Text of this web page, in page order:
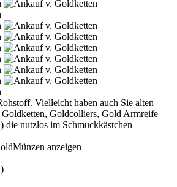
Vielleicht haben auch Sie alten
Goldcolliers, Gold Armreife
die nutzlos im Schmuckkästchen
anzeigen